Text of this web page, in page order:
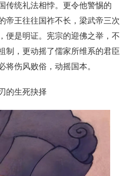
传统礼法相悖。更令他警惕的
帝王往往国祚不长，梁武帝三次
便是明证。宪宗的迎佛之举，不
制，更动摇了儒家所维系的君臣
将伤风败俗，动摇国本。
的生死抉择